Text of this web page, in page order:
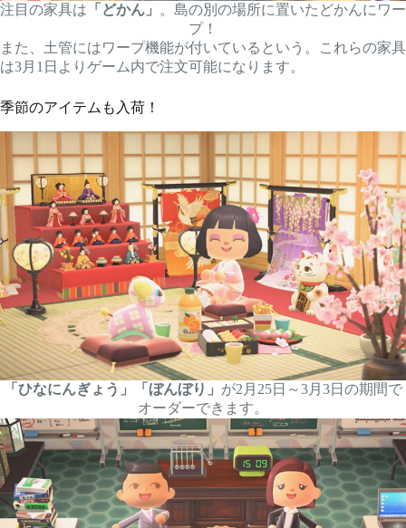
注目の家具は 「どかん」
。島の別の場所に置いたどかんにワー
プ！
また、土管にはワープ機能が付いているという。これらの家具
は3月1日よりゲーム内で注文可能になります。
季節のアイテムも入荷！
「ひなにんぎょう」「ぼんぼり」 が2月25日～3月3日の期間で
オーダーできます。